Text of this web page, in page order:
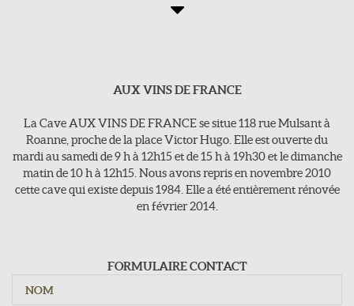
Aux Vins de france
>118, rue Mulsant - 42300 Roanne
E-Mail : vins-de-france@orange.fr
Tel : 04 77 71 16 63
AUX VINS DE FRANCE
La Cave AUX VINS DE FRANCE se situe 118 rue Mulsant à
Roanne, proche de la place Victor Hugo. Elle est ouverte du
mardi au samedi de 9 h à 12h15 et de 15 h à 19h30 et le dimanche
matin de 10 h à 12h15. Nous avons repris en novembre 2010
cette cave qui existe depuis 1984. Elle a été entièrement rénovée
en février 2014.
FORMULAIRE CONTACT